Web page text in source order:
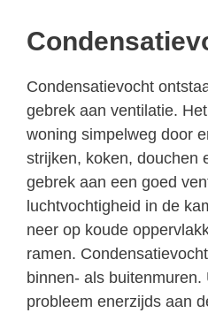
Condensatievocht
gebrek aan ventilatie.
woning simpelweg door
strijken, koken, douchen
gebrek aan een goed
luchtvochtigheid in de
neer op koude
ramen.
binnen- als buitenmuren.
probleem enerzijds aan